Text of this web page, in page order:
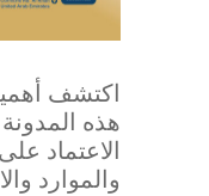
اكتشف
هذه
الاعتماد
والموارد